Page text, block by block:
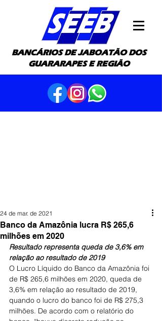
BANCÁRIOS DE JABOATÃO DOS
GUARARAPES E REGIÃO
Banco da Amazônia lucra R$ 265,6
milhões em 2020
24 de mar. de 2021
Resultado representa queda de 3,6% em
relação ao resultado de 2019
O Lucro Líquido do Banco da Amazônia foi
de R$ 265,6 milhões em 2020, queda de
3,6% em relação ao resultado de 2019,
quando o lucro do banco foi de R$ 275,3
milhões. De acordo com o relatório do